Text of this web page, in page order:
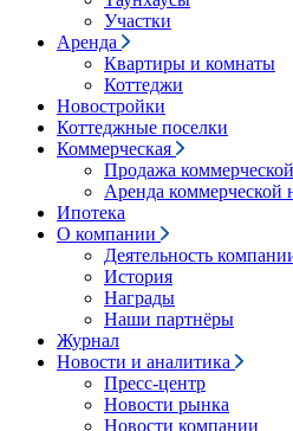
Участки
Аренда
Квартиры и комнаты
Коттеджи
Новостройки
Коттеджные поселки
Коммерческая
Продажа
Аренда коммерческой
Ипотека
О компании
Деятельность
История
Награды
Наши партнёры
Журнал
Новости и аналитика
Пресс-центр
Новости рынка
Новости компании